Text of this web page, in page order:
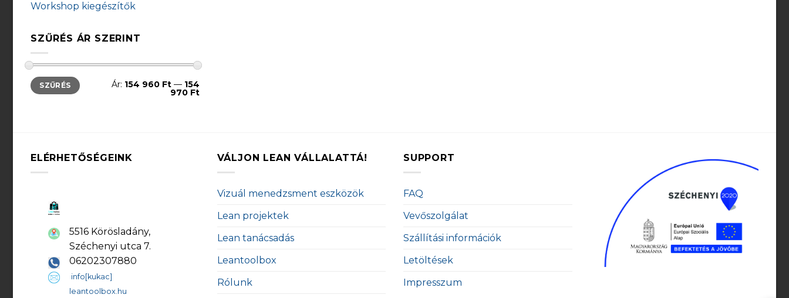
Workshop kiegészítők
SZŰRÉS ÁR SZERINT
Min
ár
Max
ár
SZŰRÉS Ár: 154 960 Ft— 154
970 Ft
ELÉRHETŐSÉGEINK
5516 Körösladány,
Széchenyi utca 7.
06202307880
info[kukac]
leantoolbox.hu
VÁLJON LEAN VÁLLALATTÁ!
Vizuál menedzsment eszközök
Lean projektek
Lean tanácsadás
Leantoolbox
Rólunk
SUPPORT
FAQ
Vevőszolgálat
Szállítási információk
Letöltések
Impresszum